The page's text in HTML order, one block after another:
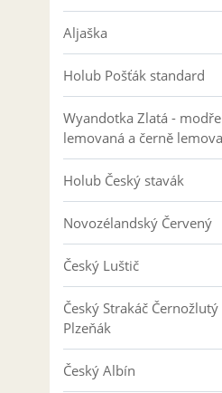
Aljaška
Holub Pošťák standard
Wyandotka Zlatá - modře
lemovaná a černě
Holub Český stavák
Novozélandský Červený
Český Luštič
Český Strakáč Černožlutý
Plzeňák
Český Albín